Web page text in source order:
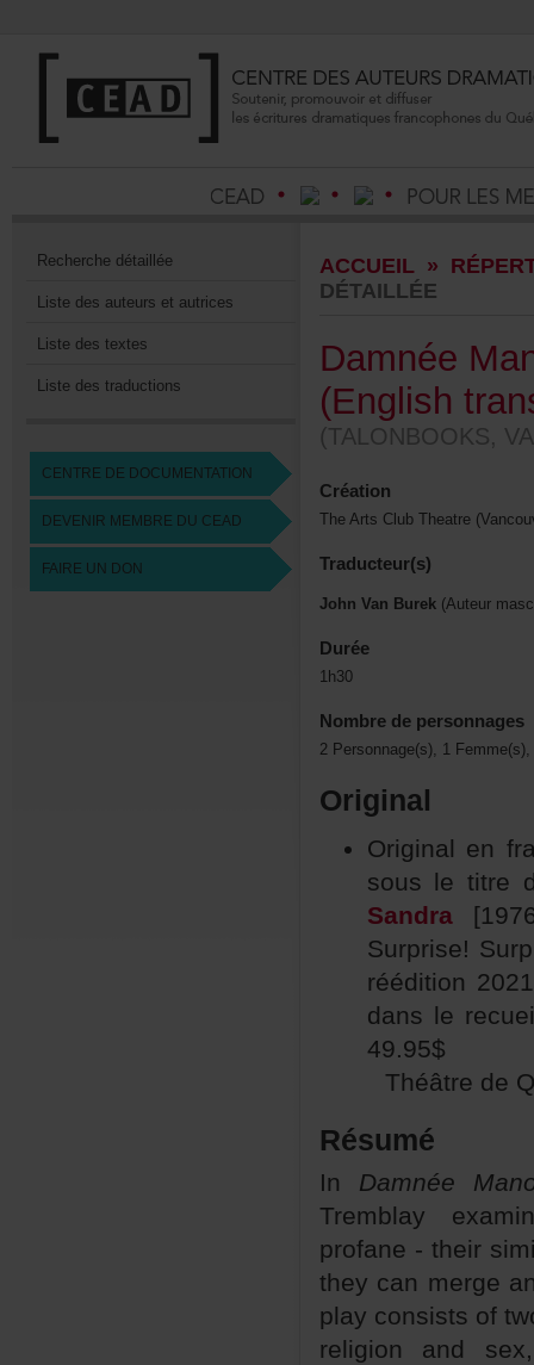
Recherchedétaillée
Listedesauteursetautrices
Listedestextes
Listedestraductions
CENTREDEDOCUMENTATION
DEVENIRMEMBREDUCEAD
FAIREUNDON
ACCUEIL»
DÉTAILLÉE
Création
Traducteur(s)
JohnVanBurek
Durée
1h30
Nombredepersonnages
Original
Sandra
49.95$
Résumé
In
profane-